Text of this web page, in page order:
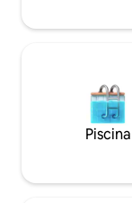
Piscina